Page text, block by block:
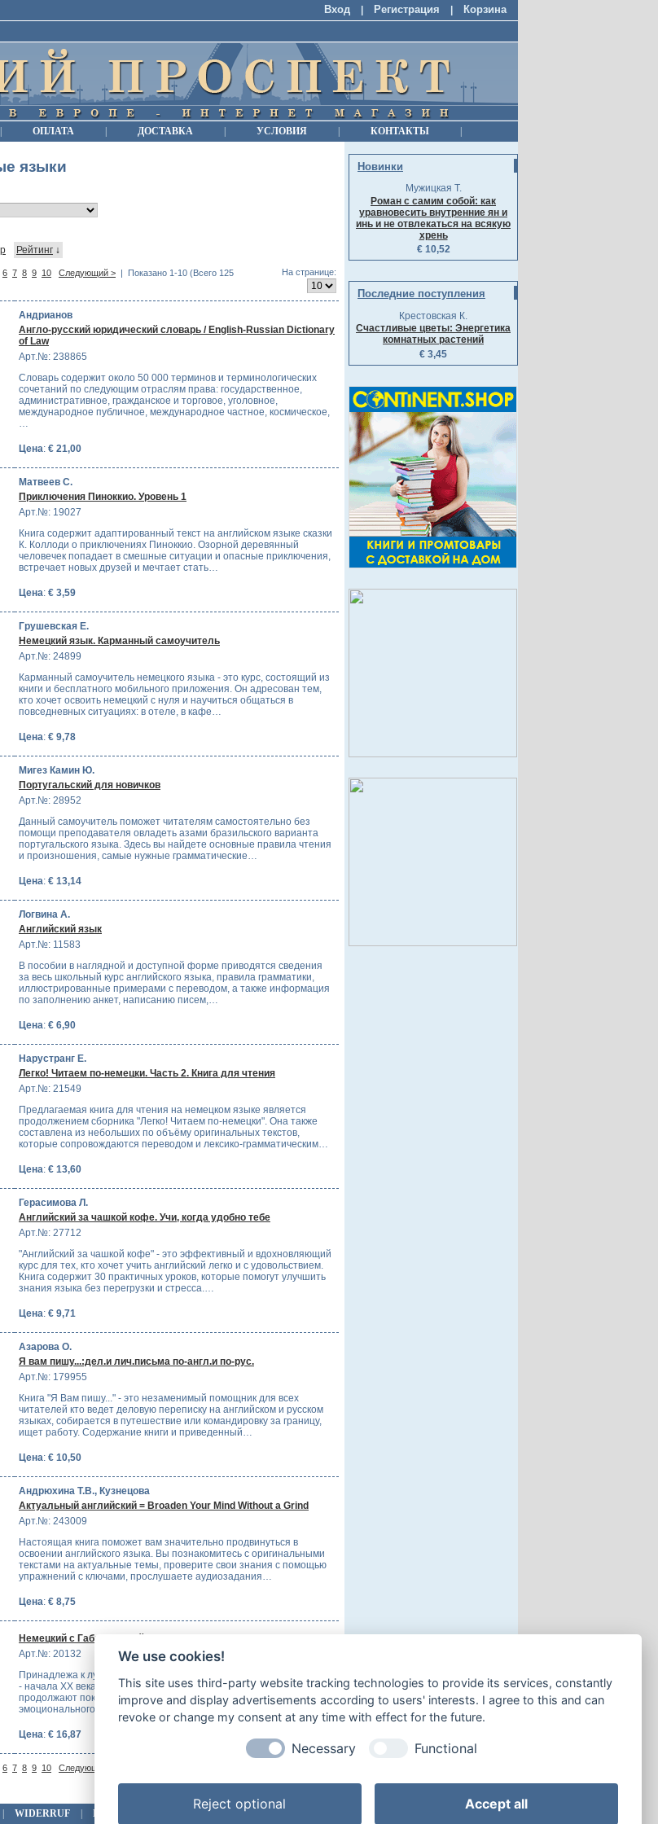
Вход Регистрация Корзина
ОПЛАТА ДОСТАВКА УСЛОВИЯ КОНТАКТЫ
языки
Рейтинг ↓
6 7 8 9 10 Следующий > | Показано 1-10 (Всего 125
На странице:
Андрианов
Англо-русский юридический словарь / English-Russian Dictionary
of Law
Арт.№: 238865
Словарь содержит около 50 000 терминов и терминологических
сочетаний по следующим отраслям права: государственное,
административное, гражданское и торговое, уголовное,
международное публичное, международное частное, космическое,
…
Цена: € 21,00
Матвеев С.
Приключения Пиноккио. Уровень 1
Арт.№: 19027
Книга содержит адаптированный текст на английском языке сказки
К. Коллоди о приключениях Пиноккио. Озорной деревянный
человечек попадает в смешные ситуации и опасные приключения,
встречает новых друзей и мечтает стать…
Цена: € 3,59
Грушевская Е.
Немецкий язык. Карманный самоучитель
Арт.№: 24899
Карманный самоучитель немецкого языка - это курс, состоящий из
книги и бесплатного мобильного приложения. Он адресован тем,
кто хочет освоить немецкий с нуля и научиться общаться в
повседневных ситуациях: в отеле, в кафе…
Цена: € 9,78
Мигез Камин Ю.
Португальский для новичков
Арт.№: 28952
Данный самоучитель поможет читателям самостоятельно без
помощи преподавателя овладеть азами бразильского варианта
португальского языка. Здесь вы найдете основные правила чтения
и произношения, самые нужные грамматические…
Цена: € 13,14
Логвина А.
Английский язык
Арт.№: 11583
В пособии в наглядной и доступной форме приводятся сведения
за весь школьный курс английского языка, правила грамматики,
иллюстрированные примерами с переводом, а также информация
по заполнению анкет, написанию писем,…
Цена: € 6,90
Нарустранг Е.
Легко! Читаем по-немецки. Часть 2. Книга для чтения
Арт.№: 21549
Предлагаемая книга для чтения на немецком языке является
продолжением сборника "Легко! Читаем по-немецки". Она также
составлена из небольших по объёму оригинальных текстов,
которые сопровождаются переводом и лексико-грамматическим…
Цена: € 13,60
Герасимова Л.
Английский за чашкой кофе. Учи, когда удобно тебе
Арт.№: 27712
"Английский за чашкой кофе" - это эффективный и вдохновляющий
курс для тех, кто хочет учить английский легко и с удовольствием.
Книга содержит 30 практичных уроков, которые помогут улучшить
знания языка без перегрузки и стресса.…
Цена: € 9,71
Азарова О.
Я вам пишу...:дел.и лич.письма по-англ.и по-рус.
Арт.№: 179955
Книга "Я Вам пишу..." - это незаменимый помощник для всех
читателей кто ведет деловую переписку на английском и русском
языках, собирается в путешествие или командировку за границу,
ищет работу. Содержание книги и приведенный…
Цена: € 10,50
Андрюхина Т.В., Кузнецова
Актуальный английский = Broaden Your Mind Without a Grind
Арт.№: 243009
Настоящая книга поможет вам значительно продвинуться в
освоении английского языка. Вы познакомитесь с оригинальными
текстами на актуальные темы, проверите свои знания с помощью
упражнений с ключами, прослушаете аудиозадания…
Цена: € 8,75
Немецкий с Габриэле Ройтер. Женские души. Новеллы
Арт.№: 20132
Принадлежа к лучшим образцам немецкой новеллистики конца XIX
- начала XX века, произведения Габриэле Ройтер и в наши дни
продолжают покорять читателя той искренностью и глубиной
эмоционального переживания, с которой раскрываются…
Цена: € 16,87
6 7 8 9 10 Следующий >
Новинки
Мужицкая Т.
Роман с самим собой: как
уравновесить внутренние ян и
инь и не отвлекаться на всякую
хрень
€ 10,52
Последние поступления
Крестовская К.
Счастливые цветы: Энергетика
комнатных растений
€ 3,45
WIDERRUF DATENSCHUTZ IMPRESSUM
We use cookies!
This site uses third-party website tracking technologies to provide its services, constantly
improve and display advertisements according to users' interests. I agree to this and can
revoke or change my consent at any time with effect for the future.
Necessary Functional
Reject optional Accept all